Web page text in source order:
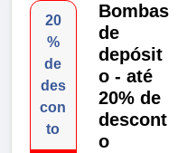
20
%
de
des
con
to
Bombas
de
depósit
o - até
20% de
descont
o